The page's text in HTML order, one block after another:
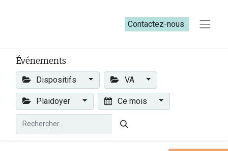
Contactez-nous​​
Événements
Dispositifs VA
Plaidoyer Ce mois